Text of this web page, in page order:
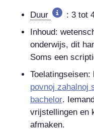
Duur : 3 tot
Inhoud:
onderwijs, dit
Soms een
Toelatingseisen:
povnoj zahalnoj
bachelor.
vrijstellingen en
afmaken.